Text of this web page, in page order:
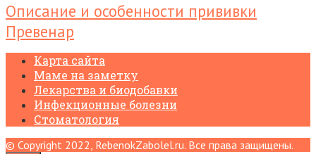
Описание и особенности прививки
Превенар
Карта сайта
Маме на заметку
Лекарства и биодобавки
Инфекционные болезни
Стоматология
© Copyright 2022, RebenokZabolel.ru. Все права защищены.